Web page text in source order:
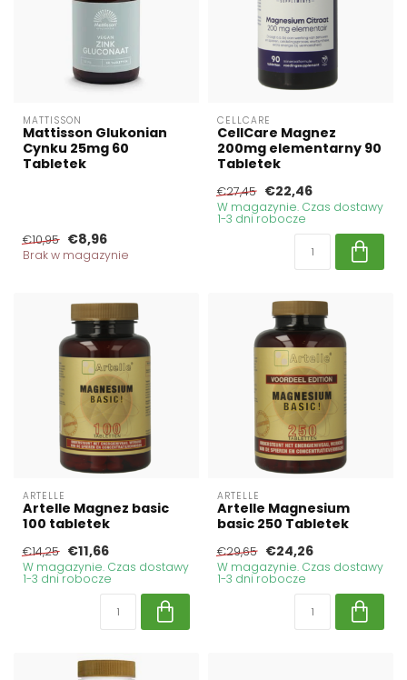
MATTISSON
Mattisson Glukonian
Cynku 25mg 60
Tabletek
€10,95 €8,96
Brak w magazynie
CELLCARE
CellCare Magnez
200mg elementarny 90
Tabletek
€27,45 €22,46
W magazynie. Czas dostawy
1-3 dni robocze
ARTELLE
Artelle Magnez basic
100 tabletek
€14,25 €11,66
W magazynie. Czas dostawy
1-3 dni robocze
ARTELLE
Artelle Magnesium
basic 250 Tabletek
€29,65 €24,26
W magazynie. Czas dostawy
1-3 dni robocze